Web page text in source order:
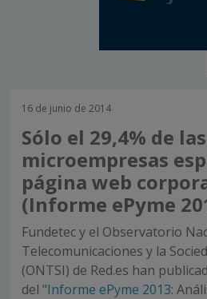
16 de junio de 2014
Sólo el 29,4% de las
microempresas
página web
(Informe ePyme
Fundetec y el Observatorio
Telecomunicaciones y la
(ONTSI) de Red.es han
del "Informe ePyme 2013: